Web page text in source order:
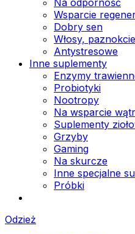
Wsparcie
Dobry sen
Włosy,
Antystresowe
Inne suplementy
Enzymy
Probiotyki
Nootropy
Na wsparcie
Suplementy
Grzyby
Gaming
Na skurcze
Inne specjalne
Próbki
Odzież